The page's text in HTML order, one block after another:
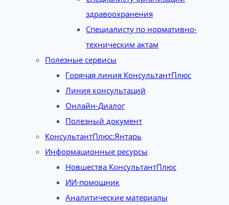
здравоохранения
Специалисту по нормативно-
техническим актам
Полезные сервисы
Горячая линия КонсультантПлюс
Линия консультаций
Онлайн-Диалог
Полезный документ
КонсультантПлюс:Янтарь
Информационные ресурсы
Новшества КонсультантПлюс
ИИ-помощник
Аналитические материалы